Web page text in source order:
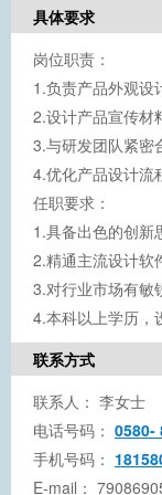
具体要求
岗位职责：
1.负责产品外观设
2.设计产品宣传材
3.与研发团队紧密
4.优化产品设计流
任职要求：
1.具备出色的创新
2.精通主流设计软
3.对行业市场有敏
4.本科以上学历，
联系方式
联系人： 李女士
电话号码： 0580-
手机号码：
E-mail：